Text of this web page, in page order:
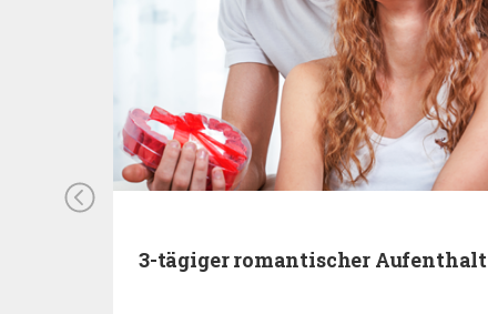
3-tägiger romantischer Aufenthalt